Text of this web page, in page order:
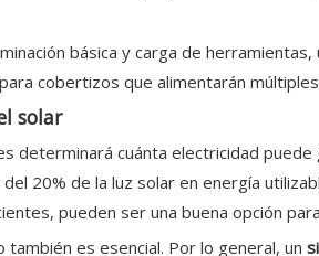
básica y carga de herramientas,
cobertizos que alimentarán
solar
determinará cuánta electricidad
20% de la luz solar en energía
pueden ser una buena opción
es esencial. Por lo general, un